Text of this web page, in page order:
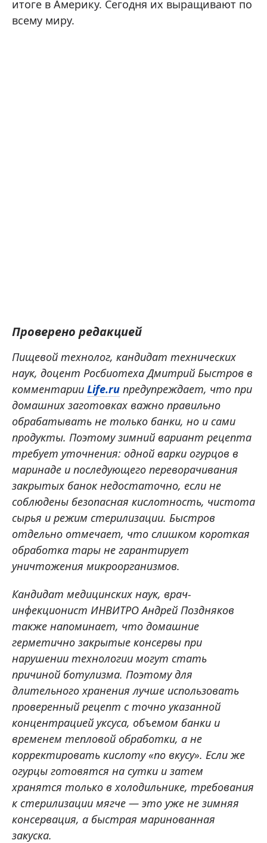
итоге в Америку. Сегодня их выращивают по
всему миру.
Проверено редакцией
Пищевой технолог, кандидат технических
наук, доцент Росбиотеха Дмитрий Быстров в
комментарии Life.ru предупреждает, что при
домашних заготовках важно правильно
обрабатывать не только банки, но и сами
продукты. Поэтому зимний вариант рецепта
требует уточнения: одной варки огурцов в
маринаде и последующего переворачивания
закрытых банок недостаточно, если не
соблюдены безопасная кислотность, чистота
сырья и режим стерилизации. Быстров
отдельно отмечает, что слишком короткая
обработка тары не гарантирует
уничтожения микроорганизмов.
Кандидат медицинских наук, врач-
инфекционист ИНВИТРО Андрей Поздняков
также напоминает, что домашние
герметично закрытые консервы при
нарушении технологии могут стать
причиной ботулизма. Поэтому для
длительного хранения лучше использовать
проверенный рецепт с точно указанной
концентрацией уксуса, объемом банки и
временем тепловой обработки, а не
корректировать кислоту «по вкусу». Если же
огурцы готовятся на сутки и затем
хранятся только в холодильнике, требования
к стерилизации мягче — это уже не зимняя
консервация, а быстрая маринованная
закуска.